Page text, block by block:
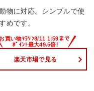
物に対応。シンプルで使
めです。
楽天市場で見る